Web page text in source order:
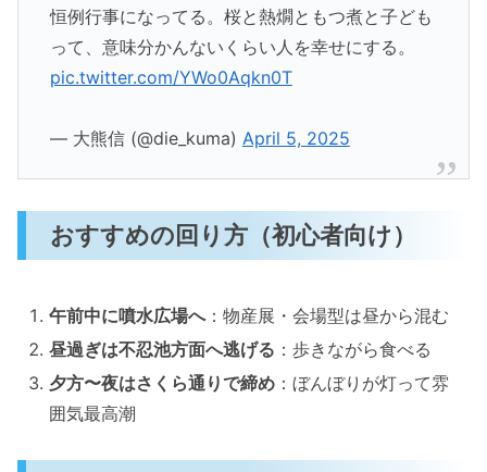
恒例行事になってる。桜と熱燗ともつ煮と子ども
って、意味分かんないくらい人を幸せにする。
pic.twitter.com/YWo0Aqkn0T
— 大熊信 (@die_kuma) April 5, 2025
おすすめの回り方（初心者向け）
午前中に噴水広場へ：物産展・会場型は昼から混む
昼過ぎは不忍池方面へ逃げる ：歩きながら食べる
夕方〜夜はさくら通りで締め ：ぼんぼりが灯って雰
囲気最高潮